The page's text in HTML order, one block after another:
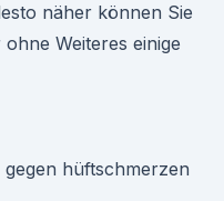
näher können Sie
Weiteres einige